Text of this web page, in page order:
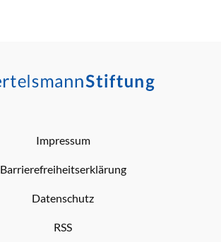
Impressum
Barrierefreiheitserklärung
Datenschutz
RSS